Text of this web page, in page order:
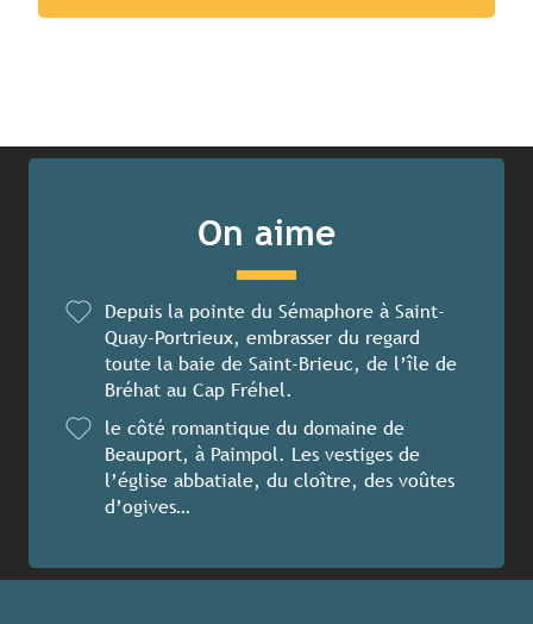
On aime
Depuis la pointe du Sémaphore à Saint-
Quay-Portrieux, embrasser du regard
toute la baie de Saint-Brieuc, de l’île de
Bréhat au Cap Fréhel.
le côté romantique du domaine de
Beauport, à Paimpol. Les vestiges de
l’église abbatiale, du cloître, des voûtes
d’ogives…